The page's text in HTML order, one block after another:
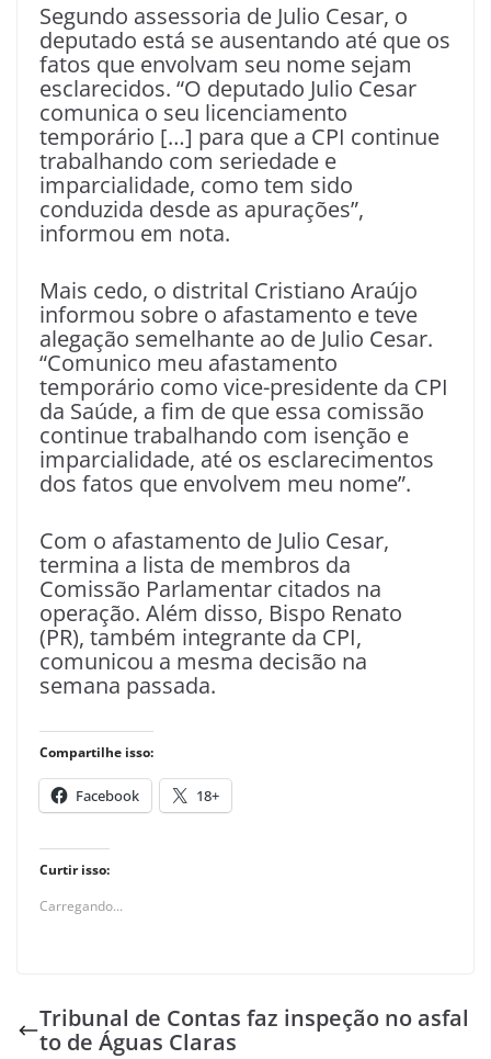
Segundo assessoria de Julio Cesar, o
deputado está se ausentando até que os
fatos que envolvam seu nome sejam
esclarecidos. “O deputado Julio Cesar
comunica o seu licenciamento
temporário […] para que a CPI continue
trabalhando com seriedade e
imparcialidade, como tem sido
conduzida desde as apurações”,
informou em nota.
Mais cedo, o distrital Cristiano Araújo
informou sobre o afastamento e teve
alegação semelhante ao de Julio Cesar.
“Comunico meu afastamento
temporário como vice-presidente da CPI
da Saúde, a fim de que essa comissão
continue trabalhando com isenção e
imparcialidade, até os esclarecimentos
dos fatos que envolvem meu nome”.
Com o afastamento de Julio Cesar,
termina a lista de membros da
Comissão Parlamentar citados na
operação. Além disso, Bispo Renato
(PR), também integrante da CPI,
comunicou a mesma decisão na
semana passada.
Compartilhe isso:
Facebook 18+
Curtir isso:
Carregando...
Tribunal de Contas faz inspeção no asfal
to de Águas Claras